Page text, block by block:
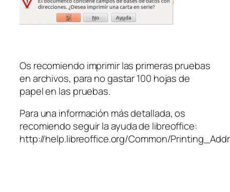
Os recomiendo imprimir las primeras pruebas
en archivos, para no gastar 100 hojas de
papel en las pruebas.
Para una información más detallada, os
recomiendo seguir la ayuda de libreoffice:
http://help.libreoffice.org/Common/